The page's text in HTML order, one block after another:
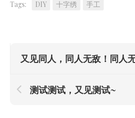
Tags: DIY 十字绣 手工
又见同人，同人无敌！同人
测试测试，又见测试~